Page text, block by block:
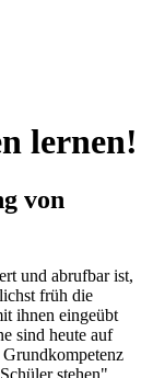
lernen!
von
und abrufbar ist,
früh die
ihnen eingeübt
sind heute auf
stehen",